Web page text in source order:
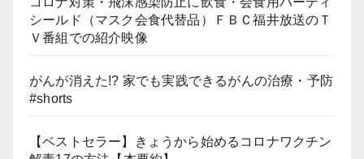
シールド（マスク会食代替品）ＦＢＣ福井放送のＴ
Ｖ番組での紹介映像
がんが消えた!? 家でも実践できるがんの治療・予防
#shorts
【ベストセラー】きょうから始めるコロナワクチン